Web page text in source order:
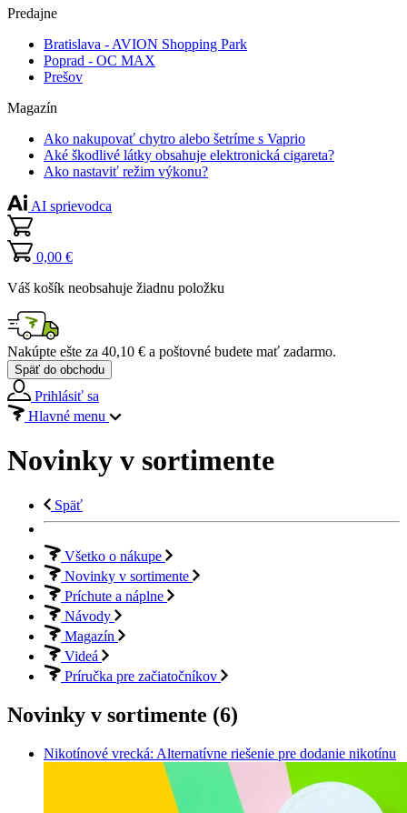
Predajne
Bratislava - AVION Shopping Park
Poprad - OC MAX
Prešov
Magazín
Ako nakupovať chytro alebo šetríme s Vaprio
Aké škodlivé látky obsahuje elektronická cigareta?
Ako nastaviť režim výkonu?
AI sprievodca
0,00 €
Váš košík neobsahuje žiadnu položku
Nakúpte ešte za 40,10 € a poštovné budete mať zadarmo.
Späť do obchodu
Prihlásiť sa
Hlavné menu
Novinky v sortimente
Späť
Všetko o nákupe
Novinky v sortimente
Príchute a náplne
Návody
Magazín
Videá
Príručka pre začiatočníkov
Novinky v sortimente (6)
Nikotínové vrecká: Alternatívne riešenie pre dodanie nikotínu